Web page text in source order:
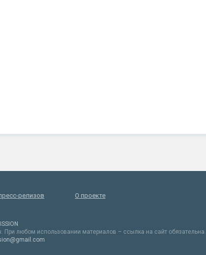
релизов О проекте
любом использовании материалов – ссылка на сайт обязательна.